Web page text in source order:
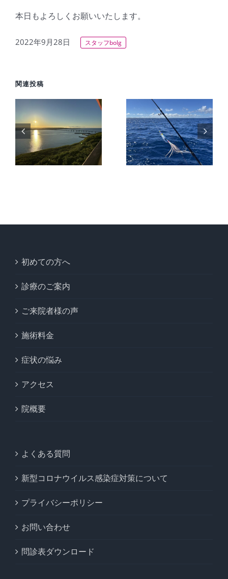
本日もよろしくお願いいたします。
2022年9月28日 スタッフbolg
関連投稿
【宮古島2
日目】猛暑
の中での高
級魚を狙う
船釣りと反
【2026年】
夏の宮古島
を先取りし
た暑い1日
初めての方へ
診療のご案内
ご来院者様の声
施術料金
症状の悩み
アクセス
院概要
よくある質問
新型コロナウイルス感染症対策について
プライバシーポリシー
お問い合わせ
問診表ダウンロード